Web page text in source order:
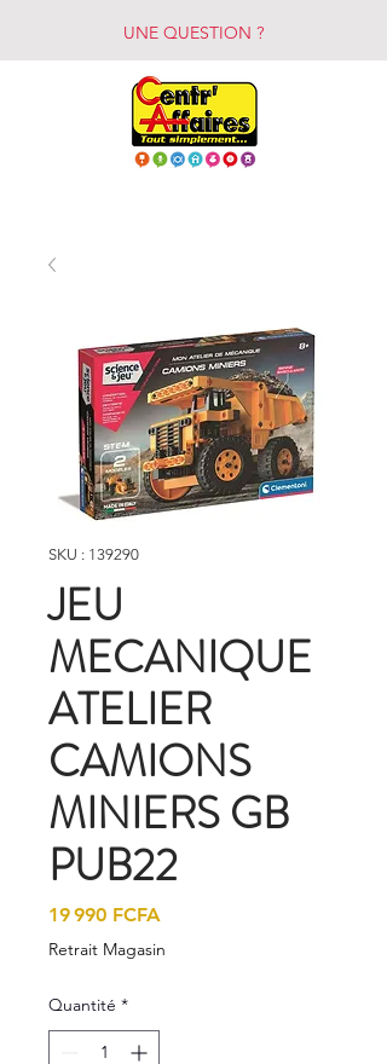
UNE QUESTION ?
SKU : 139290
JEU
MECANIQUE
ATELIER
CAMIONS
MINIERS GB
PUB22
19 990 FCFA
Retrait Magasin
Quantité *